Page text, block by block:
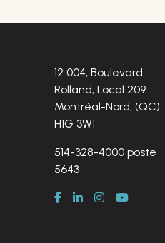
12 004, Boulevard
Rolland, Local 209
Montréal-Nord, (QC)
H1G 3W1
514-328-4000 poste
5643
FacebookLinkedInInstagram
Youtube